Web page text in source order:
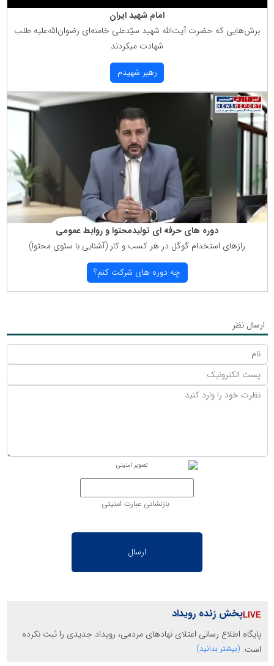
امام شهید ایران
برش‌هایی كه حضرت آیت‌الله شهید سیّدعلی خامنه‌ای رضوان‌الله‌علیه طلب
شهادت میكردند
رهبر شهیدم
دوره های حرفه ای تولیدمحتوا و روابط عمومی
رازهای استخدام گوگل در هر كسب و كار (آشنایی با سئوی محتوا)
چه دوره های شركت كنم؟
ارسال نظر
بازنشانی عبارت امنیتی
پخش زنده رویداد
پایگاه اطلاع رسانی اعتلای نهادهای مردمی، رویداد جدیدی را ثبت نکرده
است. (بیشتر بدانید)